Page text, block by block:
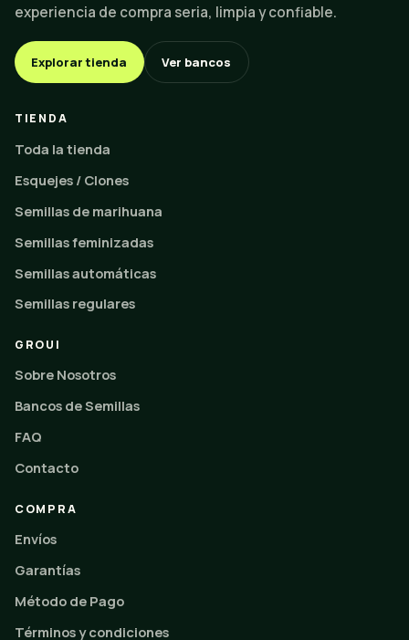
experiencia de compra seria, limpia y confiable.
Explorar tienda Ver bancos
TIENDA
Toda la tienda
Esquejes / Clones
Semillas de marihuana
Semillas feminizadas
Semillas automáticas
Semillas regulares
GROUI
Sobre Nosotros
Bancos de Semillas
FAQ
Contacto
COMPRA
Envíos
Garantías
Método de Pago
Términos y condiciones